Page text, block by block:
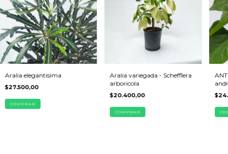
Aralia elegantisima
$27.500,00
COMPRAR
Aralia variegada - Schefflera
arboricola
$20.400,00
COMPRAR